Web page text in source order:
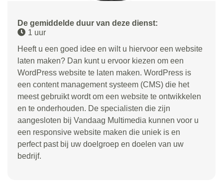
De gemiddelde duur van deze dienst:
1 uur
Heeft u een goed idee en wilt u hiervoor een website
laten maken? Dan kunt u ervoor kiezen om een
WordPress website te laten maken. WordPress is
een content management systeem (CMS) die het
meest gebruikt wordt om een website te ontwikkelen
en te onderhouden. De specialisten die zijn
aangesloten bij Vandaag Multimedia kunnen voor u
een responsive website maken die uniek is en
perfect past bij uw doelgroep en doelen van uw
bedrijf.